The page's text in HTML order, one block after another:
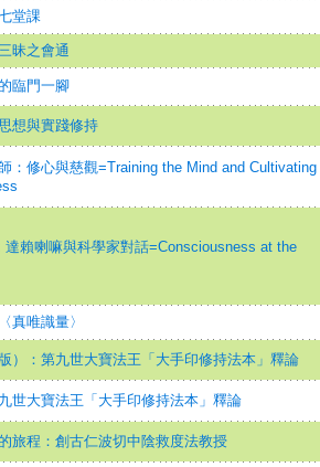
堂課
昧之會通
臨門一腳
想與實踐修持
：修心與慈觀=Training the Mind and Cultivating
賴喇嘛與科學家對話=Consciousness at the
真唯識量〉
）：第九世大寶法王「大手印修持法本」釋論
世大寶法王「大手印修持法本」釋論
旅程：創古仁波切中陰救度法教授